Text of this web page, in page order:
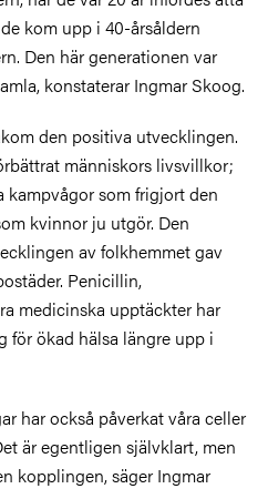
kom upp i 40-årsåldern
Den här generationen var
konstaterar Ingmar Skoog.
den positiva utvecklingen.
människors livsvillkor;
som frigjort den
kvinnor ju utgör. Den
av folkhemmet gav
Penicillin,
medicinska upptäckter har
för ökad hälsa längre upp i
har också påverkat våra celler
är egentligen självklart, men
kopplingen, säger Ingmar